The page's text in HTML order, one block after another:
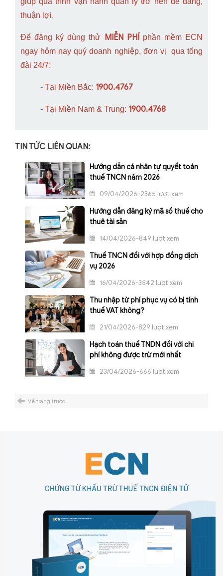
thuận lợi.
Để đăng ký dùng thử MIỄN PHÍ phần mềm ECN
ngay hôm nay quý doanh nghiệp, đơn vị qua tổng
đài 24/7:
- Tại Miền Bắc: 1900.4767
- Tại Miền Nam & Trung: 1900.4768
TIN TỨC LIÊN QUAN:
Hướng dẫn cá nhân tự quyết toán
thuế TNCN năm 2026
09/04/2026-2365 lượt xem
Hướng dẫn đăng ký mã số thuế cho
thuê tài sản
14/04/2026-849 lượt xem
Thuế TNCN đối với hợp đồng dịch
vụ 2026
16/04/2026-3542 lượt xem
Thu nhập từ phí phục vụ có bị tính
thuế VAT không?
21/04/2026-829 lượt xem
Hạch toán thuế TNDN đối với chi
phí không được trừ mới nhất
23/04/2026-666 lượt xem
Về trang trước